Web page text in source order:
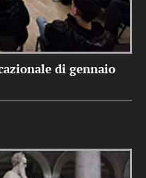
di gennaio